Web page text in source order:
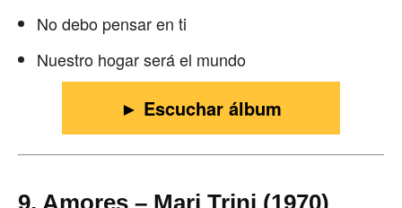
No debo pensar en ti
Nuestro hogar será el mundo
► Escuchar álbum
9. Amores – Mari Trini (1970)